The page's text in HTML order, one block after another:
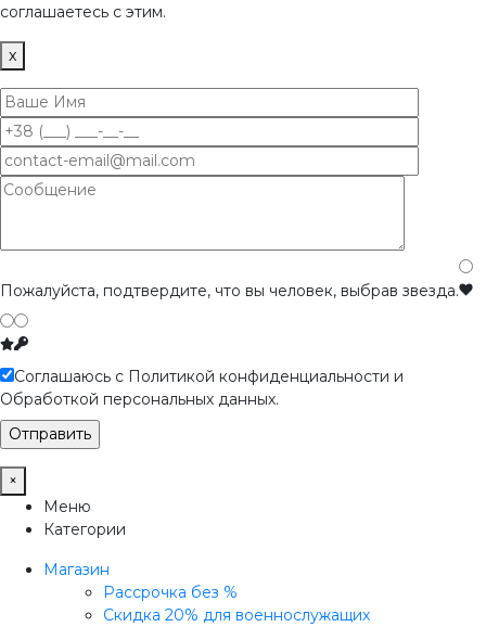
соглашаетесь с этим.
x
Пожалуйста, подтвердите, что вы человек, выбрав звезда.
Соглашаюсь с Политикой конфиденциальности и
Обработкой персональных данных.
×
Меню
Категории
Магазин
Рассрочка без %
Скидка 20% для военнослужащих